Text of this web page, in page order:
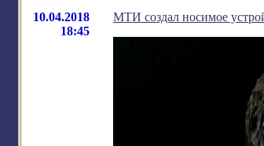
10.04.2018
18:45
МТИ создал носимое